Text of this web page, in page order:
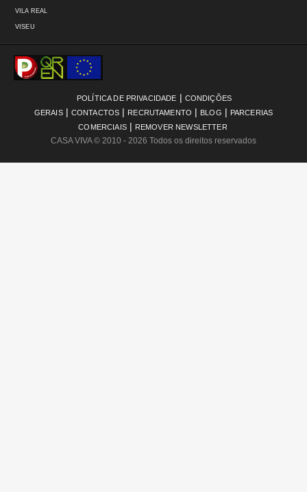
VILA REAL
VISEU
POLÍTICA DE PRIVACIDADE | CONDIÇÕES
GERAIS | CONTACTOS | RECRUTAMENTO | BLOG | PARCERIAS
COMERCIAIS | REMOVER NEWSLETTER
CASA VIVA© 2010 - 2026 Todos os direitos reservados